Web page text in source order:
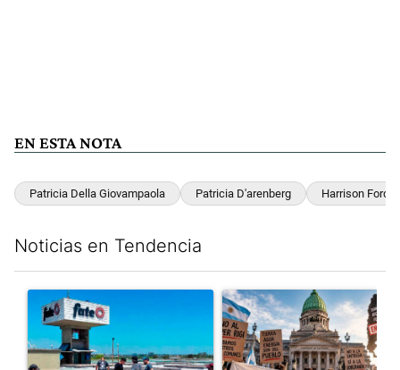
EN ESTA NOTA
Patricia Della Giovampaola Patricia D'arenberg Harrison Ford
Noticias en Tendencia
Un artículo de tendencia con el título "Récord histórico de
Un artículo de tendencia con